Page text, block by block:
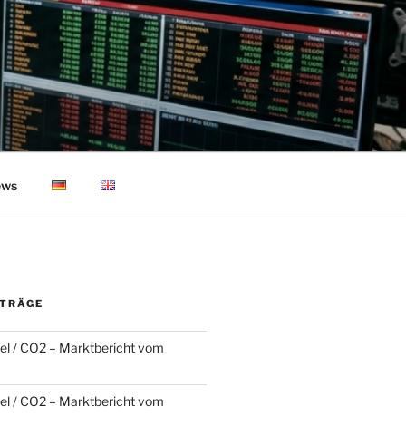
/ CO2 – Marktbericht vom
/ CO2 – Marktbericht vom